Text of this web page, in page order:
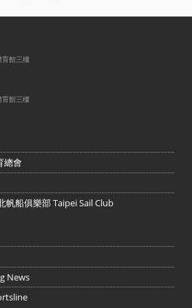
育館三樓
育館三樓
總會
帆船俱樂部 Taipei Sail Club
News